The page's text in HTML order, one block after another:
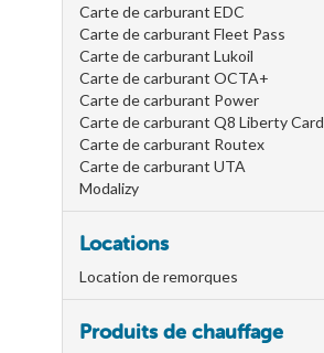
Carte de carburant EDC
Carte de carburant Fleet Pass
Carte de carburant Lukoil
Carte de carburant OCTA+
Carte de carburant Power
Carte de carburant Q8 Liberty Card
Carte de carburant Routex
Carte de carburant UTA
Modalizy
Locations
Location de remorques
Produits de chauffage